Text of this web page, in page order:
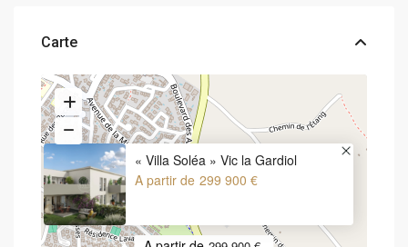
Carte
« Villa Soléa » Vic la Gardiol
A partir de 299 900 €